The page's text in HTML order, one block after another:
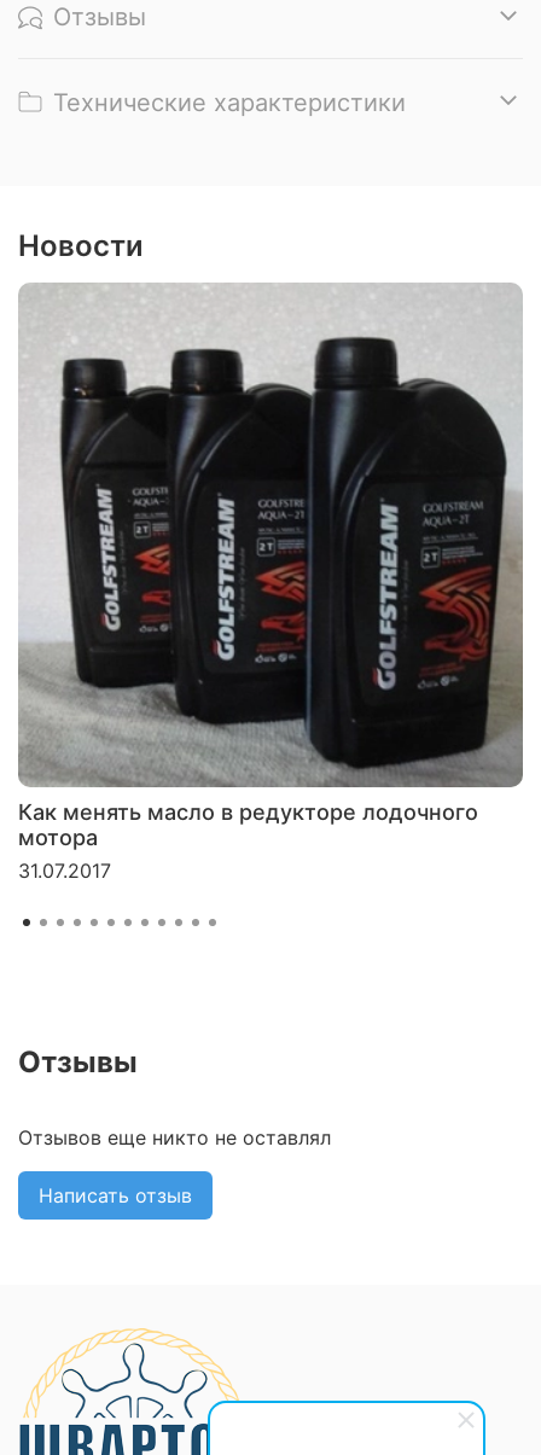
Отзывы
Технические характеристики
Новости
Как менять масло в редукторе лодочного
мотора
31.07.2017
Отзывы
Отзывов еще никто не оставлял
Написать отзыв